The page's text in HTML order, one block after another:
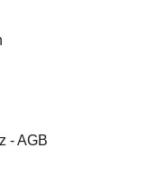
- AGB